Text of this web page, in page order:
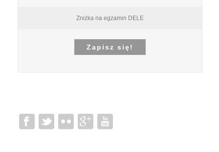
Zniżka na egzamin DELE
Zapisz się!